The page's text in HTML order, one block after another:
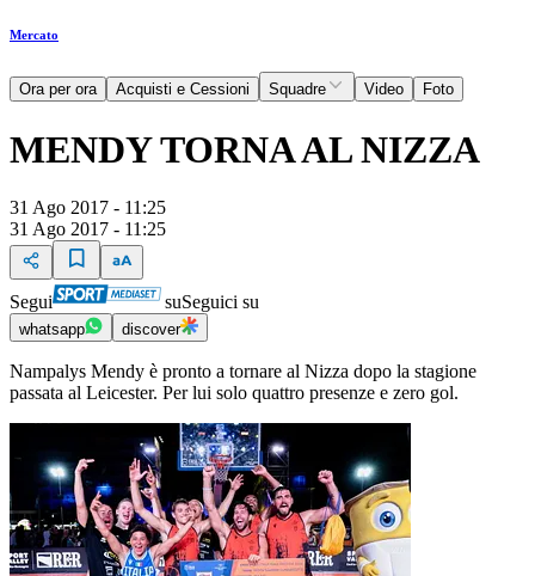
Mercato
Ora per ora Acquisti e Cessioni Squadre Video Foto
MENDY TORNA AL NIZZA
31 Ago 2017 - 11:25
31 Ago 2017 - 11:25
Segui suSeguici su
whatsapp discover
Nampalys Mendy è pronto a tornare al Nizza dopo la stagione
passata al Leicester. Per lui solo quattro presenze e zero gol.